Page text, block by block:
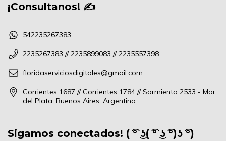
¡Consultanos! ✍
542235267383
2235267383 // 2235899083 // 2235557398
floridaserviciosdigitales@gmail.com
Corrientes 1687 // Corrientes 1784 // Sarmiento 2533 - Mar
del Plata, Buenos Aires, Argentina
Sigamos conectados! ( ͡° ͜ʖ( ͡° ͜ʖ ͡°)ʖ ͡°)